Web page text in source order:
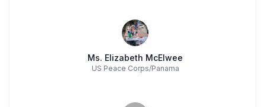
Ms. Elizabeth McElwee
US Peace Corps/Panama